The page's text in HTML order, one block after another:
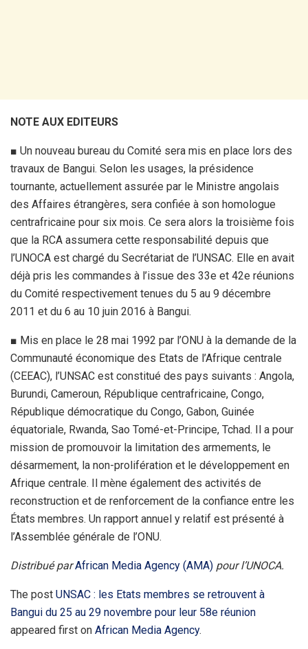
NOTE AUX EDITEURS
■ Un nouveau bureau du Comité sera mis en place lors des
travaux de Bangui. Selon les usages, la présidence
tournante, actuellement assurée par le Ministre angolais
des Affaires étrangères, sera confiée à son homologue
centrafricaine pour six mois. Ce sera alors la troisième fois
que la RCA assumera cette responsabilité depuis que
l’UNOCA est chargé du Secrétariat de l’UNSAC. Elle en avait
déjà pris les commandes à l’issue des 33e et 42e réunions
du Comité respectivement tenues du 5 au 9 décembre
2011 et du 6 au 10 juin 2016 à Bangui.
■ Mis en place le 28 mai 1992 par l’ONU à la demande de la
Communauté économique des Etats de l’Afrique centrale
(CEEAC), l’UNSAC est constitué des pays suivants : Angola,
Burundi, Cameroun, République centrafricaine, Congo,
République démocratique du Congo, Gabon, Guinée
équatoriale, Rwanda, Sao Tomé-et-Principe, Tchad. Il a pour
mission de promouvoir la limitation des armements, le
désarmement, la non-prolifération et le développement en
Afrique centrale. Il mène également des activités de
reconstruction et de renforcement de la confiance entre les
États membres. Un rapport annuel y relatif est présenté à
l’Assemblée générale de l’ONU.
Distribué parAfrican Media Agency (AMA) pour l’UNOCA.
The post UNSAC : les Etats membres se retrouvent à
Bangui du 25 au 29 novembre pour leur 58e réunion
appeared first on African Media Agency.